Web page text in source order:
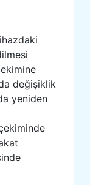
değişiklik
yeniden